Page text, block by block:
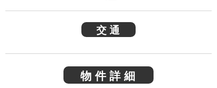
交通
物件詳細